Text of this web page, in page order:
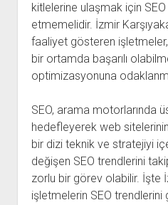
kitlelerine ulaşmak için
etmemelidir. İzmir
faaliyet gösteren
bir ortamda başarılı
optimizasyonuna
SEO, arama motorlarında
hedefleyerek web
bir dizi teknik ve stratejiyi
değişen SEO trendlerini
zorlu bir görev olabilir. İşte
işletmelerin SEO trendlerini